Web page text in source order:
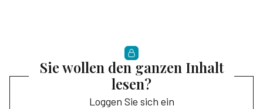
Sie wollen den ganzen Inhalt
lesen?
Loggen Sie sich ein